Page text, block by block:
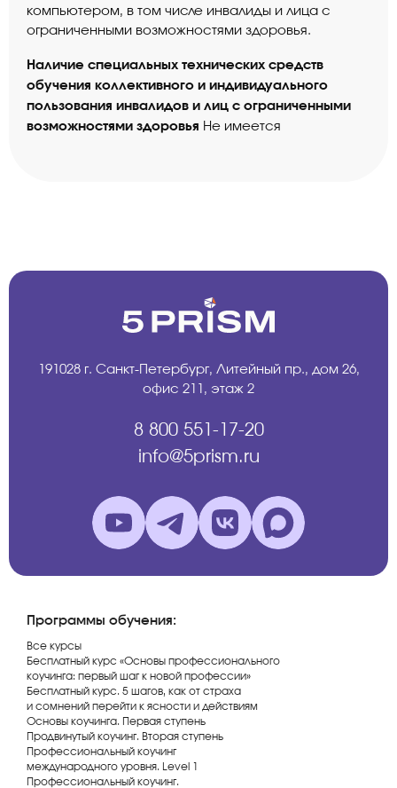
компьютером, в том числе инвалиды и лица с
ограниченными возможностями здоровья.
Наличие специальных технических средств
обучения коллективного и индивидуального
пользования инвалидов и лиц с ограниченными
возможностями здоровья Не имеется
191028 г. Санкт-Петербург, Литейный пр., дом 26,
офис 211, этаж 2
8 800 551-17-20
info@5prism.ru
Программы обучения:
Все курсы
Бесплатный курс «Основы профессионального
коучинга: первый шаг к новой профессии»
Бесплатный курс. 5 шагов, как от страха
и сомнений перейти к ясности и действиям
Основы коучинга. Первая ступень
Продвинутый коучинг. Вторая ступень
Профессиональный коучинг
международного уровня. Level 1
Профессиональный коучинг.